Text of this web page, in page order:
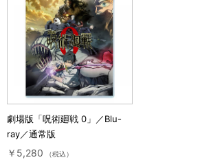
劇場版「呪術廻戦 0」／Blu-
ray／通常版
￥5,280 （税込）